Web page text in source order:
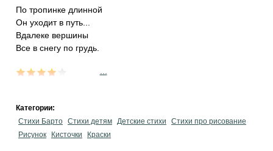
По тропинке длинной
Он уходит в путь...
Вдалеке вершины
Все в снегу по грудь.
Категории:
Стихи Барто Стихи детям Детские стихи
Стихи про рисование
Рисунок
Кисточки Краски